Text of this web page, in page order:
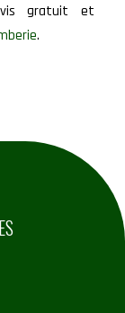
gratuit et
.